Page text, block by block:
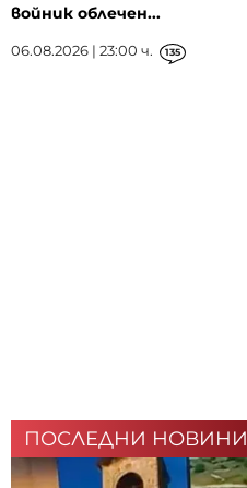
войник облечен...
06.08.2026 | 23:00 ч. 135
ПОСЛЕДНИ НОВИНИ